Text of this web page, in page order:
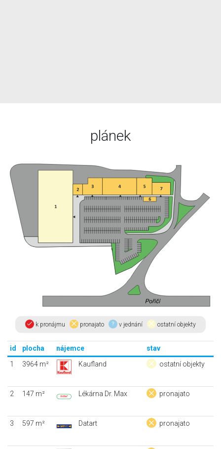
plánek
k pronájmu pronajato v jednání ostatní objekty
id plocha nájemce
stav
1
3964 m² Kaufland ostatní objekty
2 147 m² Lékárna Dr. Max pronajato
3 597 m² Datart pronajato